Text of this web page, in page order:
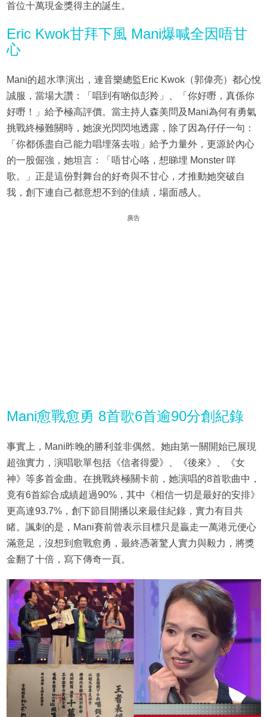
首位十萬現金獎得主的誕生。
Eric Kwok甘拜下風 Mani爆喊全因唔甘
心
Mani的超水準演出，連音樂總監Eric Kwok（郭偉亮）都心悅
誠服，當場大讚：「唱到有啲似彭羚」、「你好嘢，真係你
好嘢！」給予極高評價。當主持人森美問及Mani為何有勇氣
挑戰終極難關時，她淚光閃閃地透露，除了因為仔仔一句：
「你都係盡自己能力唱埋落去啦」給予力量外，更源於內心
的一股倔強，她坦言：「唔甘心咯，想睇埋 Monster 咩
歌。」正是這份對舞台的好奇與不甘心，才推動她突破自
我，創下連自己都意想不到的佳績，場面感人。
廣告
Mani愈戰愈勇 8首歌6首逾90分創紀錄
事實上，Mani昨晚的勝利並非偶然。她由第一關開始已展現
超強實力，演唱歌單包括《信者得愛》、《後來》、《女
神》等多首金曲。在挑戰終極關卡前，她演唱的8首歌曲中，
竟有6首綜合成績超過90%，其中《相信一切是最好的安排》
更高達93.7%，創下節目開播以來最佳紀錄，實力有目共
睹。諷刺的是，Mani賽前曾表示目標只是贏走一萬港元便心
滿意足，沒想到愈戰愈勇，最終憑著驚人實力與毅力，將獎
金翻了十倍，寫下傳奇一頁。